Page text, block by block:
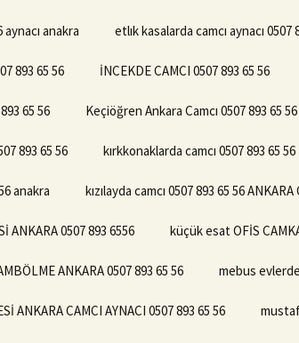
aynacı anakra etlık kasalarda camcı aynacı 0507
893 65 56 İNCEKDE CAMCI 0507 893 65 56
65 56 Keçiöğren Ankara Camcı 0507 893 65 56
893 65 56 kırkkonaklarda camcı 0507 893 65 56
anakra kızılayda camcı 0507 893 65 56 ANKARA
ANKARA 0507 893 6556 küçük esat OFİS
ANKARA 0507 893 65 56 mebus evlerde
ANKARA CAMCI AYNACI 0507 893 65 56